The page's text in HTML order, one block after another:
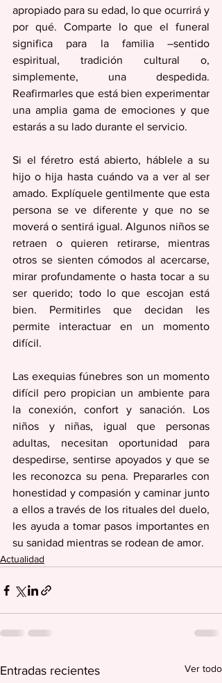
apropiado para su edad, lo que ocurrirá y
por qué. Comparte lo que el funeral
significa para la familia –sentido
espiritual, tradición cultural o,
simplemente, una despedida.
Reafirmarles que está bien experimentar
una amplia gama de emociones y que
estarás a su lado durante el servicio.
Si el féretro está abierto, háblele a su
hijo o hija hasta cuándo va a ver al ser
amado. Explíquele gentilmente que esta
persona se ve diferente y que no se
moverá o sentirá igual. Algunos niños se
retraen o quieren retirarse, mientras
otros se sienten cómodos al acercarse,
mirar profundamente o hasta tocar a su
ser querido; todo lo que escojan está
bien. Permitirles que decidan les
permite interactuar en un momento
difícil.
Las exequias fúnebres son un momento
difícil pero propician un ambiente para
la conexión, confort y sanación. Los
niños y niñas, igual que personas
adultas, necesitan oportunidad para
despedirse, sentirse apoyados y que se
les reconozca su pena. Prepararles con
honestidad y compasión y caminar junto
a ellos a través de los rituales del duelo,
les ayuda a tomar pasos importantes en
su sanidad mientras se rodean de amor.
Actualidad
Entradas recientes Ver todo